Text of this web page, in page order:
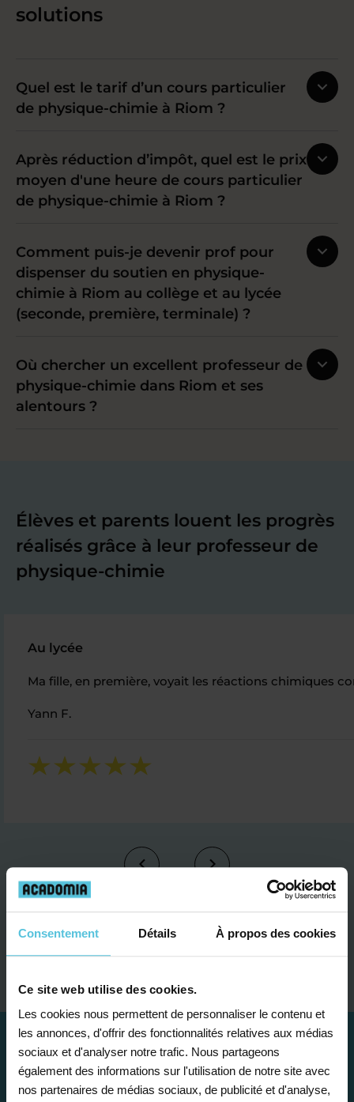
Consentement Détails À propos des cookies
Ce site web utilise des cookies.
Les cookies nous permettent de personnaliser le contenu et
les annonces, d'offrir des fonctionnalités relatives aux médias
sociaux et d'analyser notre trafic. Nous partageons
également des informations sur l'utilisation de notre site avec
nos partenaires de médias sociaux, de publicité et d'analyse,
solutions
Quel est le tarif d’un cours particulier
de physique-chimie à Riom ?
Après réduction d’impôt, quel est le prix
moyen d'une heure de cours particulier
de physique-chimie à Riom ?
Comment puis-je devenir prof pour
dispenser du soutien en physique-
chimie à Riom au collège et au lycée
(seconde, première, terminale) ?
Où chercher un excellent professeur de
physique-chimie dans Riom et ses
alentours ?
Élèves et parents louent les progrès
réalisés grâce à leur professeur de
physique-chimie
Au lycée
Ma fille, en première, voyait les réactions chimiques
Yann F.
Je contacte un conseiller